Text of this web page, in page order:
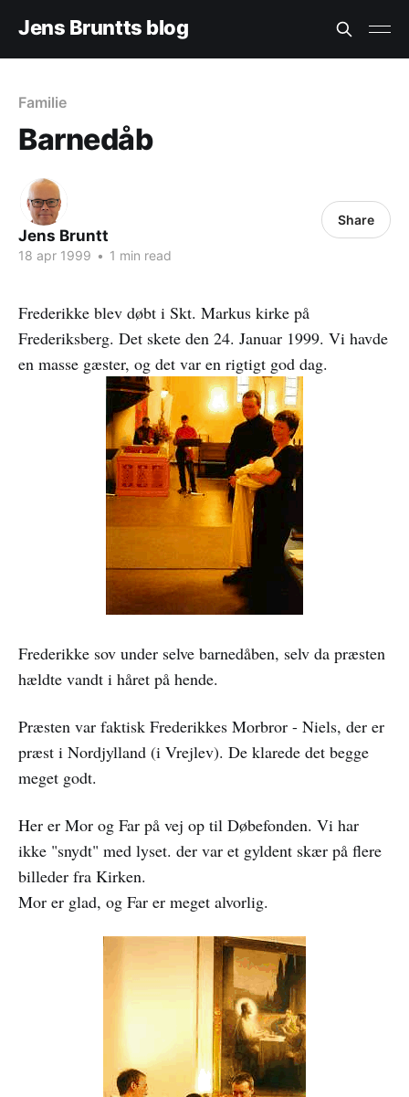
Jens Bruntts blog
Familie
Barnedåb
Jens Bruntt
18 apr 1999 • 1 min read
Share
Frederikke blev døbt i Skt. Markus kirke på
Frederiksberg. Det skete den 24. Januar 1999. Vi havde
en masse gæster, og det var en rigtigt god dag.
Frederikke sov under selve barnedåben, selv da præsten
hældte vandt i håret på hende.
Præsten var faktisk Frederikkes Morbror - Niels, der er
præst i Nordjylland (i Vrejlev). De klarede det begge
meget godt.
Her er Mor og Far på vej op til Døbefonden. Vi har
ikke "snydt" med lyset. der var et gyldent skær på flere
billeder fra Kirken.
Mor er glad, og Far er meget alvorlig.